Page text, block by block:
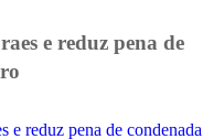
e reduz pena de